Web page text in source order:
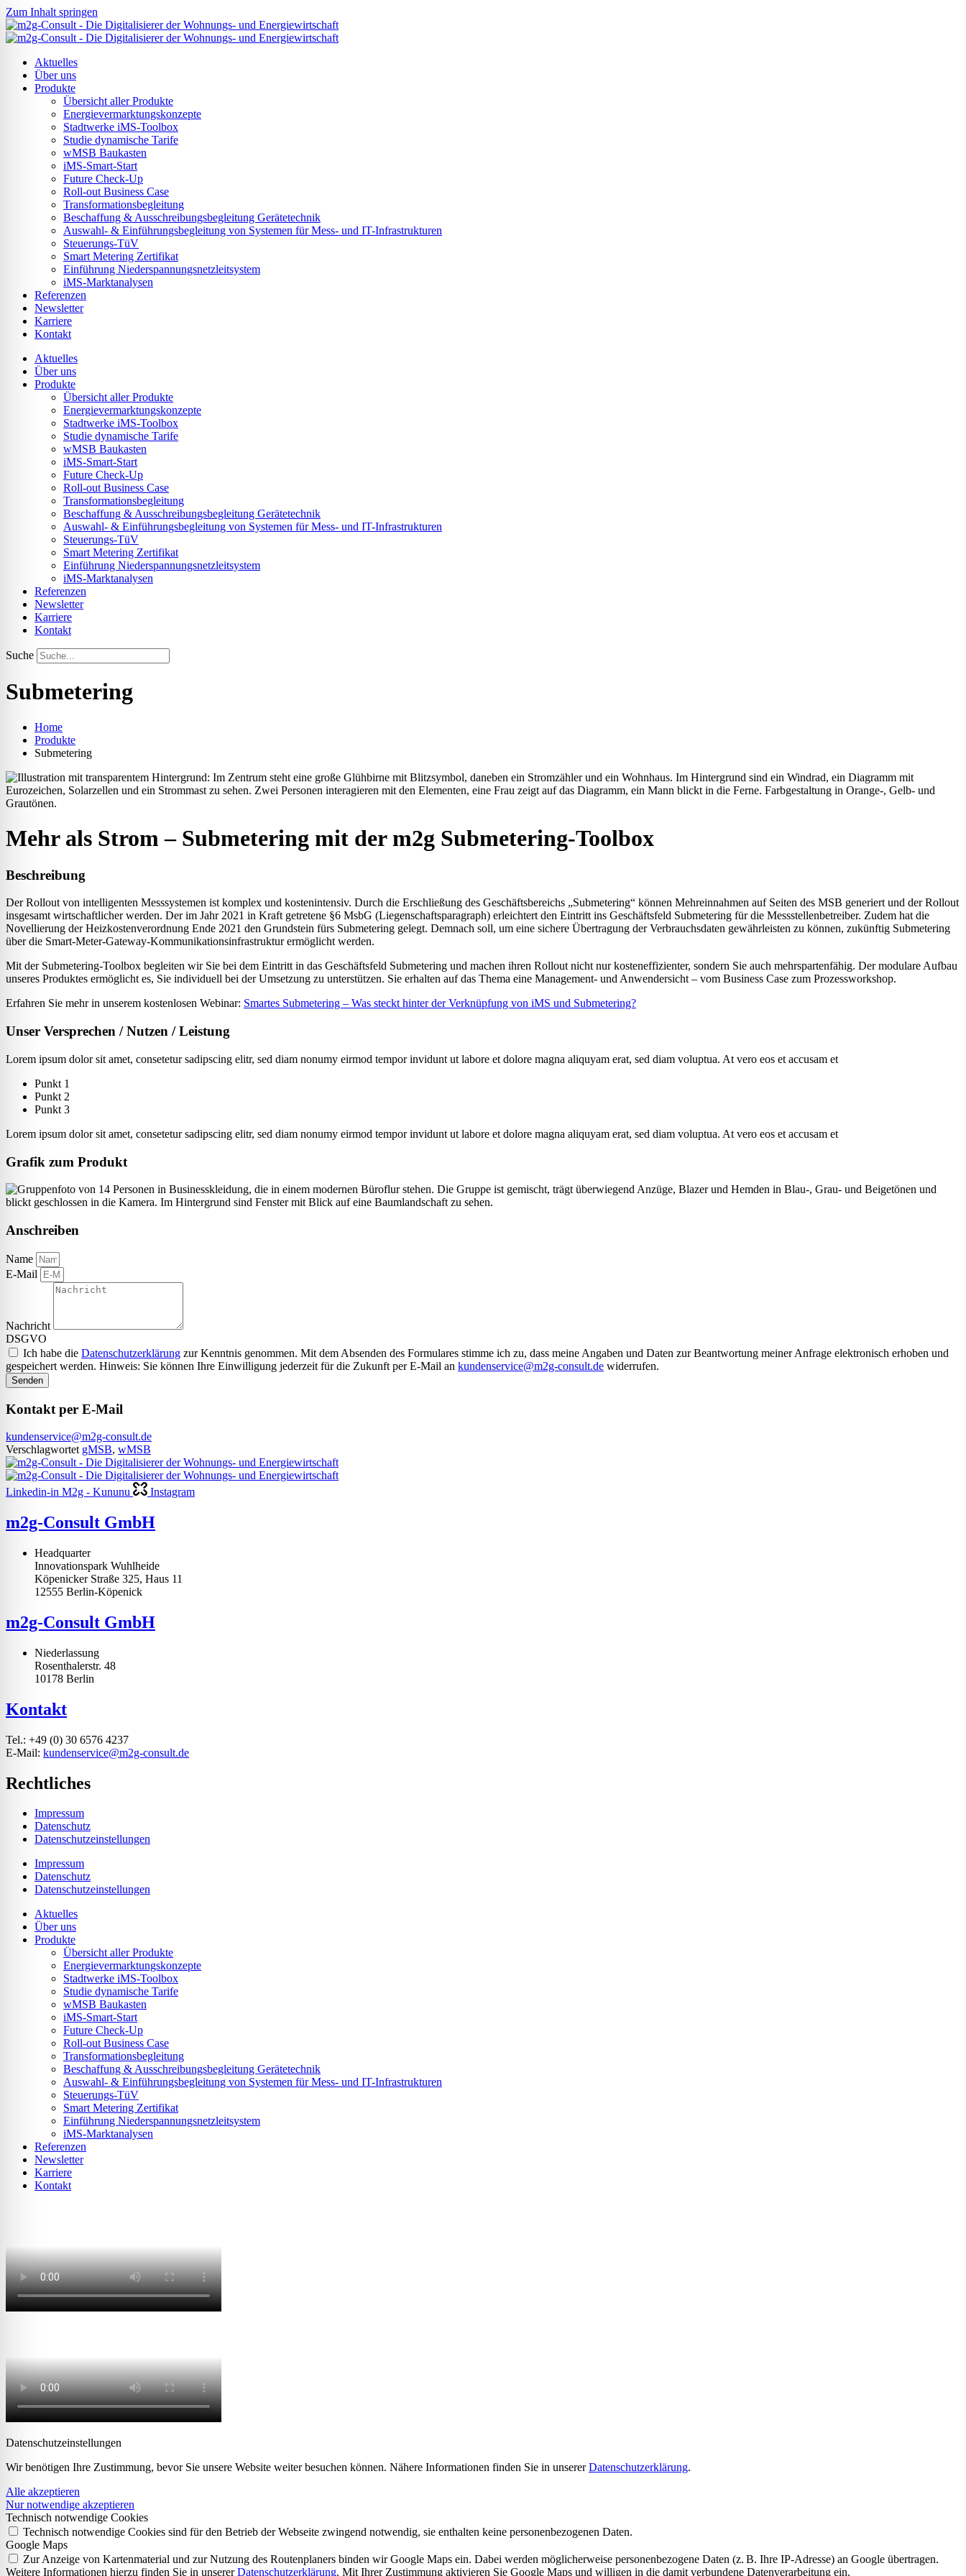
Zum Inhalt springen
Aktuelles
Über uns
Produkte
Übersicht aller Produkte
Energievermarktungskonzepte
Stadtwerke iMS-Toolbox
Studie dynamische Tarife
wMSB Baukasten
iMS-Smart-Start
Future Check-Up
Roll-out Business Case
Transformationsbegleitung
Beschaffung & Ausschreibungsbegleitung Gerätetechnik
Auswahl- & Einführungsbegleitung von Systemen für Mess- und IT-Infrastrukturen
Steuerungs-TüV
Smart Metering Zertifikat
Einführung Niederspannungsnetzleitsystem
iMS-Marktanalysen
Referenzen
Newsletter
Karriere
Kontakt
Aktuelles
Über uns
Produkte
Übersicht aller Produkte
Energievermarktungskonzepte
Stadtwerke iMS-Toolbox
Studie dynamische Tarife
wMSB Baukasten
iMS-Smart-Start
Future Check-Up
Roll-out Business Case
Transformationsbegleitung
Beschaffung & Ausschreibungsbegleitung Gerätetechnik
Auswahl- & Einführungsbegleitung von Systemen für Mess- und IT-Infrastrukturen
Steuerungs-TüV
Smart Metering Zertifikat
Einführung Niederspannungsnetzleitsystem
iMS-Marktanalysen
Referenzen
Newsletter
Karriere
Kontakt
Suche
Submetering
Home
Produkte
Submetering
Mehr als Strom – Submetering mit der m2g Submetering-Toolbox
Beschreibung
Der Rollout von intelligenten Messsystemen ist komplex und kostenintensiv. Durch die Erschließung des Geschäftsbereichs „Submetering“ können Mehreinnahmen auf Seiten des MSB generiert und der Rollout
insgesamt wirtschaftlicher werden. Der im Jahr 2021 in Kraft getretene §6 MsbG (Liegenschaftsparagraph) erleichtert den Eintritt ins Geschäftsfeld Submetering für die Messstellenbetreiber. Zudem hat die
Novellierung der Heizkostenverordnung Ende 2021 den Grundstein fürs Submetering gelegt. Demnach soll, um eine sichere Übertragung der Verbrauchsdaten gewährleisten zu können, zukünftig Submetering
über die Smart-Meter-Gateway-Kommunikationsinfrastruktur ermöglicht werden.
Mit der Submetering-Toolbox begleiten wir Sie bei dem Eintritt in das Geschäftsfeld Submetering und machen ihren Rollout nicht nur kosteneffizienter, sondern Sie auch mehrspartenfähig. Der modulare Aufbau
unseres Produktes ermöglicht es, Sie individuell bei der Umsetzung zu unterstützen. Sie erhalten auf das Thema eine Management- und Anwendersicht – vom Business Case zum Prozessworkshop.
Erfahren Sie mehr in unserem kostenlosen Webinar: Smartes Submetering – Was steckt hinter der Verknüpfung von iMS und Submetering?
Unser Versprechen / Nutzen / Leistung
Lorem ipsum dolor sit amet, consetetur sadipscing elitr, sed diam nonumy eirmod tempor invidunt ut labore et dolore magna aliquyam erat, sed diam voluptua. At vero eos et accusam et
Punkt 1
Punkt 2
Punkt 3
Lorem ipsum dolor sit amet, consetetur sadipscing elitr, sed diam nonumy eirmod tempor invidunt ut labore et dolore magna aliquyam erat, sed diam voluptua. At vero eos et accusam et
Grafik zum Produkt
Anschreiben
Name
E-Mail
Nachricht
DSGVO
Ich habe die Datenschutzerklärung zur Kenntnis genommen. Mit dem Absenden des Formulares stimme ich zu, dass meine Angaben und Daten zur Beantwortung meiner Anfrage elektronisch erhoben und
gespeichert werden. Hinweis: Sie können Ihre Einwilligung jederzeit für die Zukunft per E-Mail an kundenservice@m2g-consult.de widerrufen.
Senden
Kontakt per E-Mail
kundenservice@m2g-consult.de
Verschlagwortet gMSB, wMSB
Linkedin-in M2g - Kununu Instagram
m2g-Consult GmbH
Headquarter
Innovationspark Wuhlheide
Köpenicker Straße 325, Haus 11
12555 Berlin-Köpenick
m2g-Consult GmbH
Niederlassung
Rosenthalerstr. 48
10178 Berlin
Kontakt
Tel.: +49 (0) 30 6576 4237
E-Mail: kundenservice@m2g-consult.de
Rechtliches
Impressum
Datenschutz
Datenschutzeinstellungen
Impressum
Datenschutz
Datenschutzeinstellungen
Modus
Profil
freundlicher Modus
Modus
sicherer Modus
Aktuelles
Über uns
Produkte
Übersicht aller Produkte
Energievermarktungskonzepte
Stadtwerke iMS-Toolbox
Studie dynamische Tarife
wMSB Baukasten
iMS-Smart-Start
Future Check-Up
Roll-out Business Case
Transformationsbegleitung
Beschaffung & Ausschreibungsbegleitung Gerätetechnik
Auswahl- & Einführungsbegleitung von Systemen für Mess- und IT-Infrastrukturen
Steuerungs-TüV
Smart Metering Zertifikat
Einführung Niederspannungsnetzleitsystem
iMS-Marktanalysen
Referenzen
Newsletter
Karriere
Kontakt
Datenschutz­einstellungen
Wir benötigen Ihre Zustimmung, bevor Sie unsere Website weiter besuchen können. Nähere Informationen finden Sie in unsererDatenschutzerklärung.
Alle akzeptieren
Nur notwendige akzeptieren
Technisch notwendige Cookies
Technisch notwendige Cookies sind für den Betrieb der Webseite zwingend notwendig, sie enthalten keine personenbezogenen Daten.
Google Maps
Zur Anzeige von Kartenmaterial und zur Nutzung des Routenplaners binden wir Google Maps ein. Dabei werden möglicherweise personenbezogene Daten (z. B. Ihre IP-Adresse) an Google übertragen.
Weitere Informationen hierzu finden Sie in unsererDatenschutzerklärung. Mit Ihrer Zustimmung aktivieren Sie Google Maps und willigen in die damit verbundene Datenverarbeitung ein.